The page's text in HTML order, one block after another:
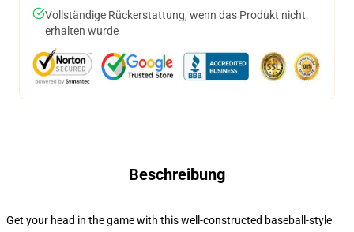
Vollständige Rückerstattung, wenn das Produkt nicht
erhalten wurde
Beschreibung
Get your head in the game with this well-constructed baseball-style